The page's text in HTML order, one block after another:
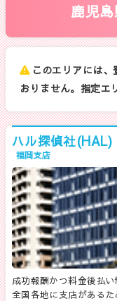
鹿児
このエリアには
おりません。指定エ
ハル探偵社(HAL)
福岡支店
成功報酬かつ料金後払
全国各地に支店がある